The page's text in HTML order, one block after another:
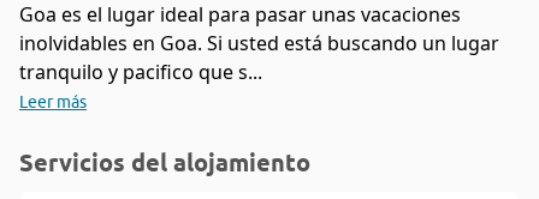
Goa es el lugar ideal para pasar unas vacaciones
inolvidables en Goa. Si usted está buscando un lugar
tranquilo y pacifico que s...
Leer más
Servicios del alojamiento